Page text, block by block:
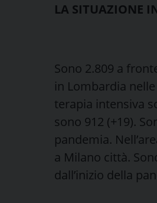
LA SITUAZIONE
Sono 2.809 a
in Lombardia
terapia intensiva
sono 912 (+19).
pandemia.
a Milano città.
dall’inizio della